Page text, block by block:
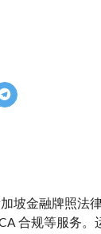
坡金融牌照法
合规等服务。